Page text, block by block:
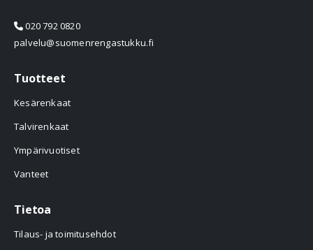
020 792 0820
palvelu@suomenrengastukku.fi
Tuotteet
Kesärenkaat
Talvirenkaat
Ympärivuotiset
Vanteet
Tietoa
Tilaus- ja toimitusehdot